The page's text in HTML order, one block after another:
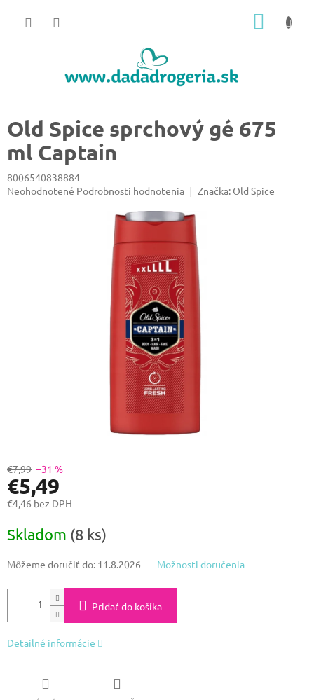
Old Spice sprchový gé 675
ml Captain
8006540838884
Priemerné
Neohodnotené Podrobnosti hodnotenia Značka: Old Spice
€7,99 –31 %
€5,49
€4,46 bez DPH
cena:
Skladom (8 ks)
Môžeme doručiť do: 11.8.2026 Možnosti doručenia
Pridať do košíka
Detailné informácie